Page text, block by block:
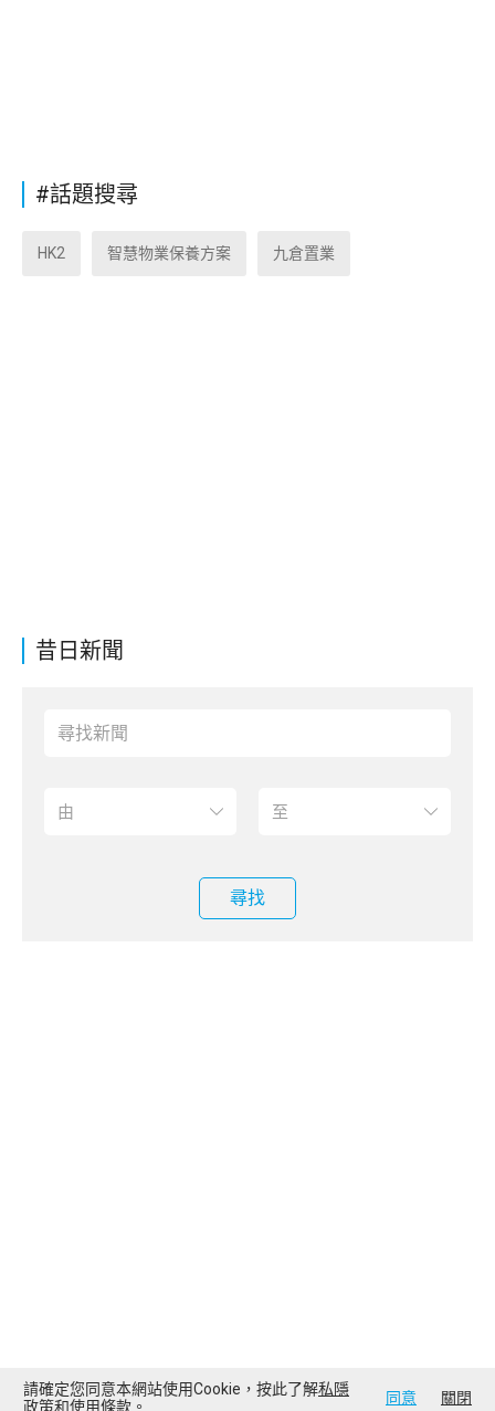
昔日新聞
尋找
#話題搜尋
HK2 智慧物業保養方案 九倉置業
請確定您同意本網站使用Cookie，按此了解私隱
政策和使用條款 。 同意 關閉